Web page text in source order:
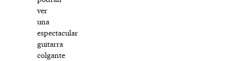
ver
una
espectacular
guitarra
colgante